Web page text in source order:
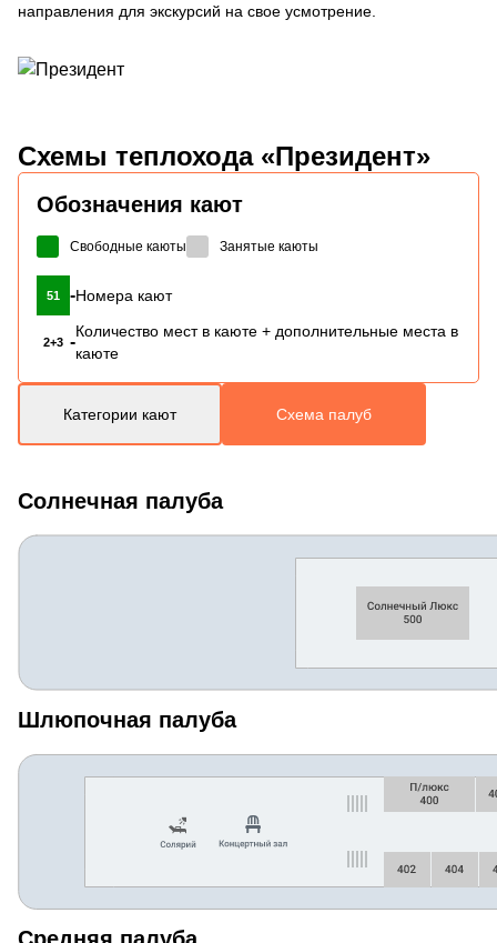
направления для экскурсий на свое усмотрение.
Схемы теплохода «Президент»
Обозначения кают
Свободные каюты Занятые каюты
51 -Номера кают
2+3 -
Количество мест в каюте + дополнительные места в
каюте
Категории кают Схема палуб
Солнечная палуба
Шлюпочная палуба